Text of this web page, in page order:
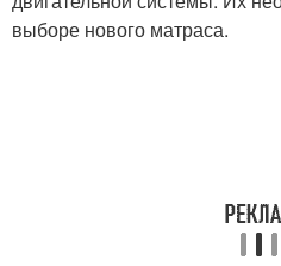
выборе нового матраса.